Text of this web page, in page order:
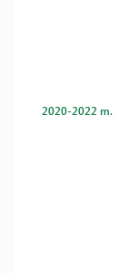
2020-2022 m.